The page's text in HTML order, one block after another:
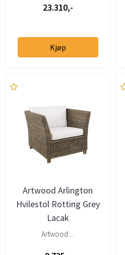
23.310,-
Kjøp
Artwood Arlington
Hvilestol Rotting Grey
Lacak
Artwood ...